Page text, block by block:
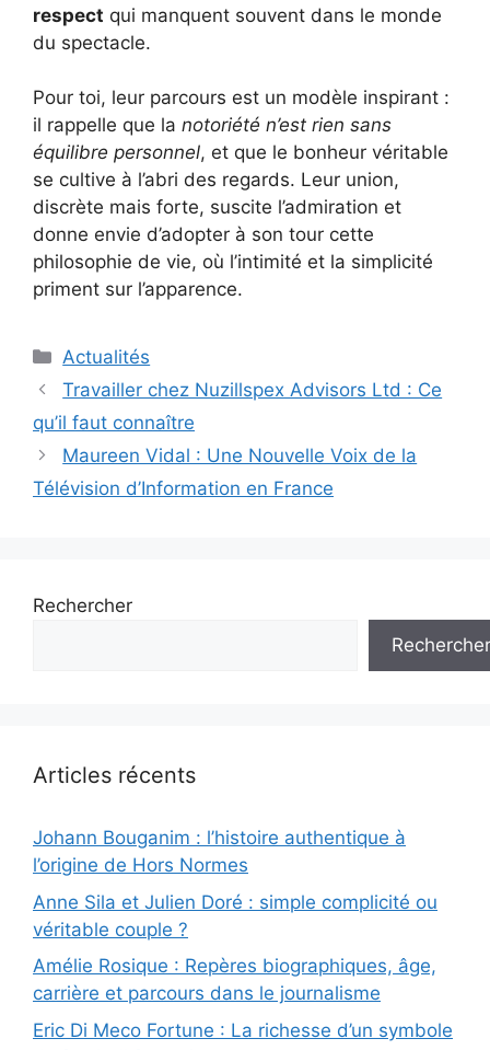
respect qui manquent souvent dans le monde
du spectacle.
Pour toi, leur parcours est un modèle inspirant :
il rappelle que la notoriété n’est rien sans
équilibre personnel, et que le bonheur véritable
se cultive à l’abri des regards. Leur union,
discrète mais forte, suscite l’admiration et
donne envie d’adopter à son tour cette
philosophie de vie, où l’intimité et la simplicité
priment sur l’apparence.
Catégories
Actualités
Travailler chez Nuzillspex Advisors Ltd : Ce
qu’il faut connaître
Maureen Vidal : Une Nouvelle Voix de la
Télévision d’Information en France
Rechercher
Rechercher
Articles récents
Johann Bouganim : l’histoire authentique à
l’origine de Hors Normes
Anne Sila et Julien Doré : simple complicité ou
véritable couple ?
Amélie Rosique : Repères biographiques, âge,
carrière et parcours dans le journalisme
Eric Di Meco Fortune : La richesse d’un symbole